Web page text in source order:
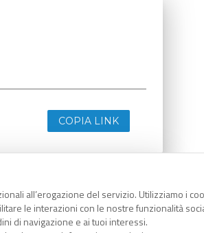
all’erogazione del servizio. Utilizziamo i
le interazioni con le nostre funzionalità
di navigazione e ai tuoi interessi.
COPIA LINK